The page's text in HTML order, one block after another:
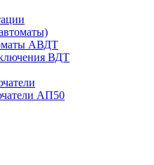
АВДТ
ВДТ
АП50